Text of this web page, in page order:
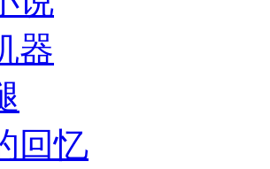
器
回忆